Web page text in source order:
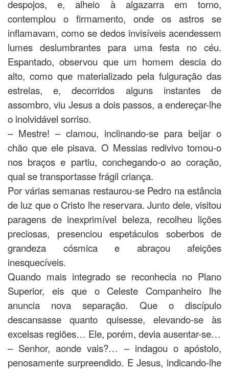
despojos, e, alheio à algazarra em torno,
contemplou o firmamento, onde os astros se
inflamavam, como se dedos invisíveis acendessem
lumes deslumbrantes para uma festa no céu.
Espantado, observou que um homem descia do
alto, como que materializado pela fulguração das
estrelas, e, decorridos alguns instantes de
assombro, viu Jesus a dois passos, a endereçar-lhe
o inolvidável sorriso.
– Mestre! – clamou, inclinando-se para beijar o
chão que ele pisava. O Messias redivivo tomou-o
nos braços e partiu, conchegando-o ao coração,
qual se transportasse frágil criança.
Por várias semanas restaurou-se Pedro na estância
de luz que o Cristo lhe reservara. Junto dele, visitou
paragens de inexprimível beleza, recolheu lições
preciosas, presenciou espetáculos soberbos de
grandeza cósmica e abraçou afeições
inesquecíveis.
Quando mais integrado se reconhecia no Plano
Superior, eis que o Celeste Companheiro lhe
anuncia nova separação. Que o discípulo
descansasse quanto quisesse, elevando-se às
excelsas regiões… Ele, porém, devia ausentar-se…
– Senhor, aonde vais?… – indagou o apóstolo,
penosamente surpreendido. E Jesus, indicando-lhe